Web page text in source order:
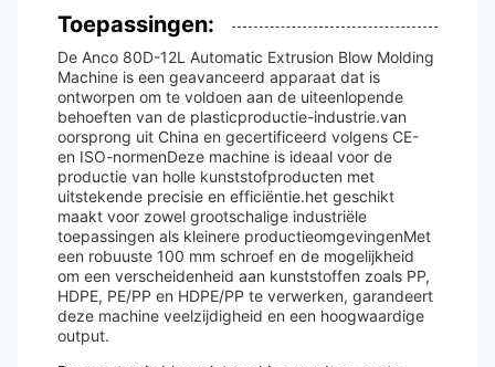
Toepassingen:
De Anco 80D-12L Automatic Extrusion Blow Molding
Machine is een geavanceerd apparaat dat is
ontworpen om te voldoen aan de uiteenlopende
behoeften van de plasticproductie-industrie.van
oorsprong uit China en gecertificeerd volgens CE-
en ISO-normenDeze machine is ideaal voor de
productie van holle kunststofproducten met
uitstekende precisie en efficiëntie.het geschikt
maakt voor zowel grootschalige industriële
toepassingen als kleinere productieomgevingenMet
een robuuste 100 mm schroef en de mogelijkheid
om een verscheidenheid aan kunststoffen zoals PP,
HDPE, PE/PP en HDPE/PP te verwerken, garandeert
deze machine veelzijdigheid en een hoogwaardige
output.